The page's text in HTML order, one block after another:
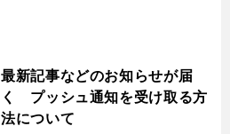
最新記事などのお知らせが届
く プッシュ通知を受け取る方
法について